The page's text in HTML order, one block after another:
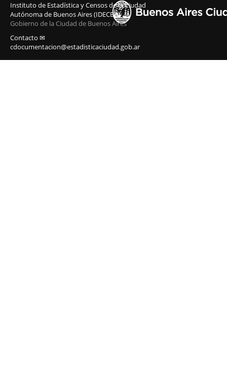
Instituto de Estadística y Censos de la Ciudad
Autónoma de Buenos Aires (IDECBA)
Gobierno de la Ciudad de Buenos Aires
Contacto ✉
cdocumentacion@estadisticaciudad.gob.ar